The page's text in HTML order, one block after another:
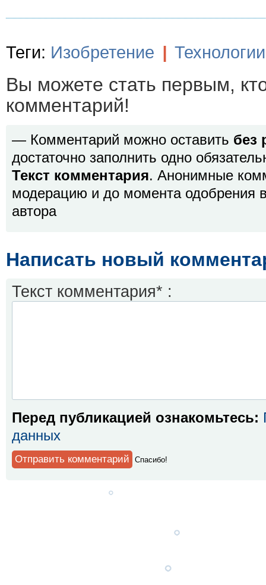
Теги: Изобретение | Технологии
Вы можете стать первым,
комментарий!
— Комментарий можно оставить без
достаточно заполнить одно
Текст комментария. Анонимные
модерацию и до момента одобрения
автора
Написать новый
Текст комментария* :
Перед публикацией ознакомьтесь:
данных
Спaсибо!